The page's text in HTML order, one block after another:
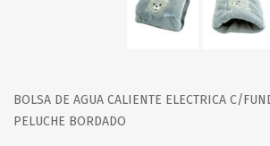
BOLSA DE AGUA CALIENTE ELECTRICA C/
PELUCHE BORDADO